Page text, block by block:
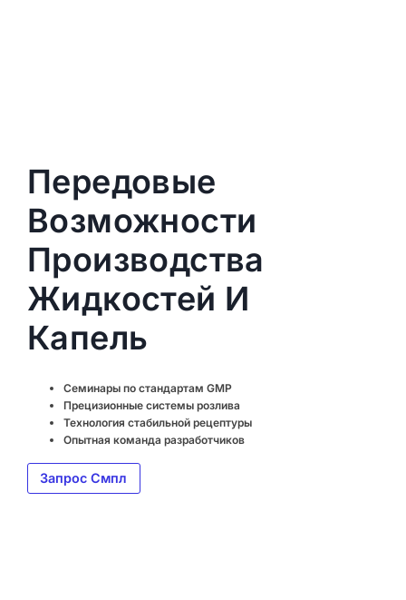
Передовые
Возможности
Производства
Жидкостей И
Капель
Семинары по стандартам GMP
Прецизионные системы розлива
Технология стабильной рецептуры
Опытная команда разработчиков
Запрос Смпл